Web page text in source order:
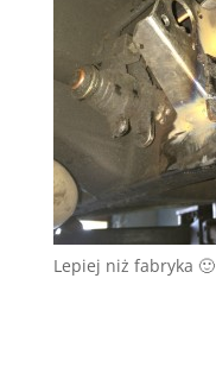
Lepiej niż fabryka 🙂